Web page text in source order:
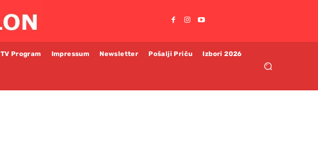
TV Program Impressum Newsletter Pošalji Priču Izbori 2026